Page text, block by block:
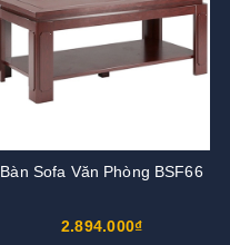
Bàn Sofa Văn Phòng BSF66
2.894.000₫